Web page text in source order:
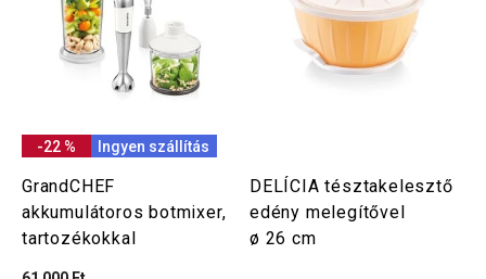
-22 % Ingyen szállítás
GrandCHEF
akkumulátoros botmixer,
tartozékokkal
DELÍCIA tésztakelesztő
edény melegítővel
ø 26 cm